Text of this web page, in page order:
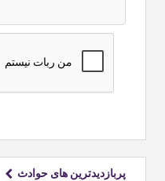
پربازدیدترین های حوادث